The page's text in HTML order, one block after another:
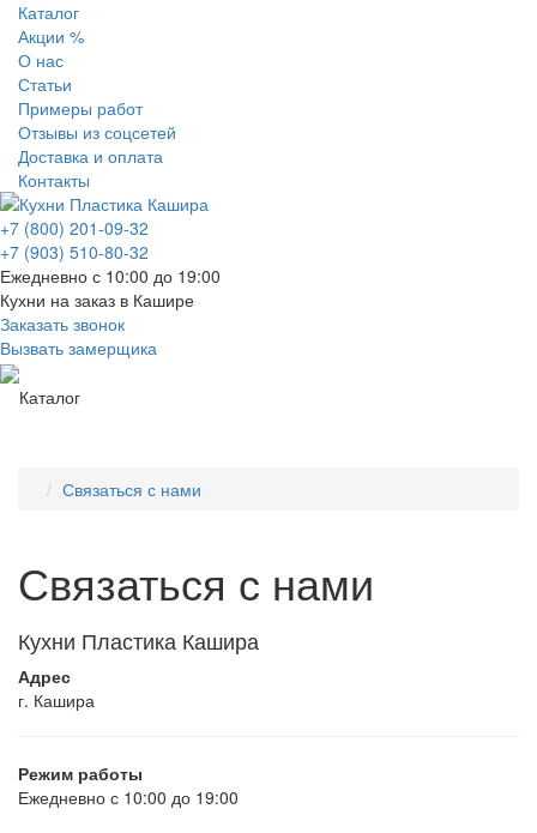
Каталог
Акции %
О нас
Статьи
Примеры работ
Отзывы из соцсетей
Доставка и оплата
Контакты
+7 (800) 201-09-32
+7 (903) 510-80-32
Ежедневно с 10:00 до 19:00
Кухни на заказ в Кашире
Заказать звонок
Вызвать замерщика
Каталог
Связаться с нами
Связаться с нами
Кухни Пластика Кашира
Адрес
г. Кашира
Режим работы
Ежедневно с 10:00 до 19:00